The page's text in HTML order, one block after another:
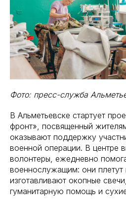
Фото: пресс-служба
В Альметьевске стартует
фронт», посвященный
оказывают поддержку
военной операции. В центре
волонтеры, ежедневно
военнослужащим: они плетут
изготавливают окопные
гуманитарную помощь и